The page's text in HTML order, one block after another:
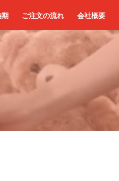
ご注文の流れ 会社概要